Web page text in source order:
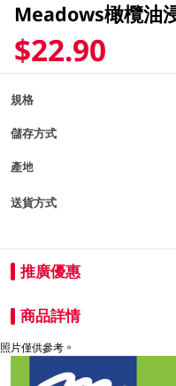
Meadows橄欖油
$22.90
規格
儲存方式
產地
送貨方式
推廣優惠
商品詳情
照片僅供參考。